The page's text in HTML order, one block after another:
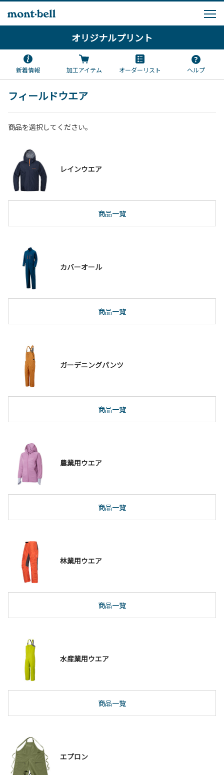
オリジナルプリント
新着情報 加工アイテム オーダーリスト ヘルプ
フィールドウエア
商品を選択してください。
レインウエア
商品一覧
カバーオール
商品一覧
ガーデニングパンツ
商品一覧
農業用ウエア
商品一覧
林業用ウエア
商品一覧
水産業用ウエア
商品一覧
エプロン